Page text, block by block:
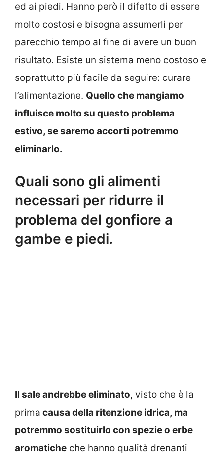
ed ai piedi. Hanno però il difetto di essere
molto costosi e bisogna assumerli per
parecchio tempo al fine di avere un buon
risultato. Esiste un sistema meno costoso e
soprattutto più facile da seguire: curare
l’alimentazione. Quello che mangiamo
influisce molto su questo problema
estivo, se saremo accorti potremmo
eliminarlo.
Quali sono gli alimenti
necessari per ridurre il
problema del gonfiore a
gambe e piedi.
Il sale andrebbe eliminato, visto che è la
prima causa della ritenzione idrica, ma
potremmo sostituirlo con spezie o erbe
aromatiche che hanno qualità drenanti